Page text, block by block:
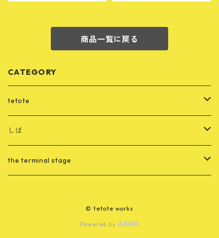
商品一覧に戻る
CATEGORY
tetote
CD
merch
しば
音源
the terminal stage
© tetote works
Powered by